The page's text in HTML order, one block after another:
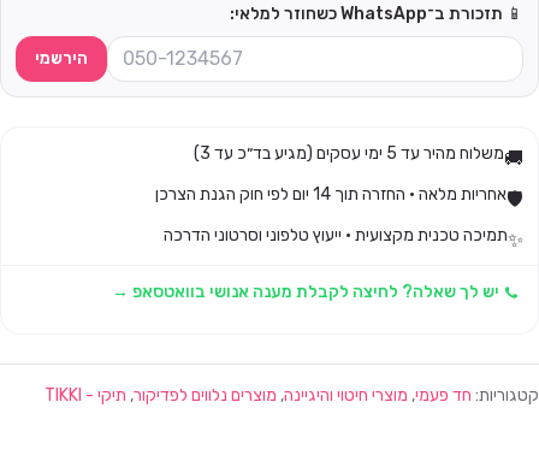
📱 תזכורת ב־WhatsApp כשחוזר למלאי:
הירשמי
🚚משלוח מהיר עד 5 ימי עסקים (מגיע בד״כ עד 3)
🛡️אחריות מלאה · החזרה תוך 14 יום לפי חוק הגנת הצרכן
✨תמיכה טכנית מקצועית · ייעוץ טלפוני וסרטוני הדרכה
יש לך שאלה? לחיצה לקבלת מענה אנושי בוואטסאפ →
קטגוריות: חד פעמי, מוצרי חיטוי והיגיינה, מוצרים נלווים לפדיקור, תיקי - TIKKI